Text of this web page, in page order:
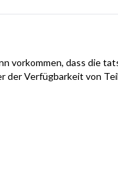
vorkommen, dass die
Verfügbarkeit von